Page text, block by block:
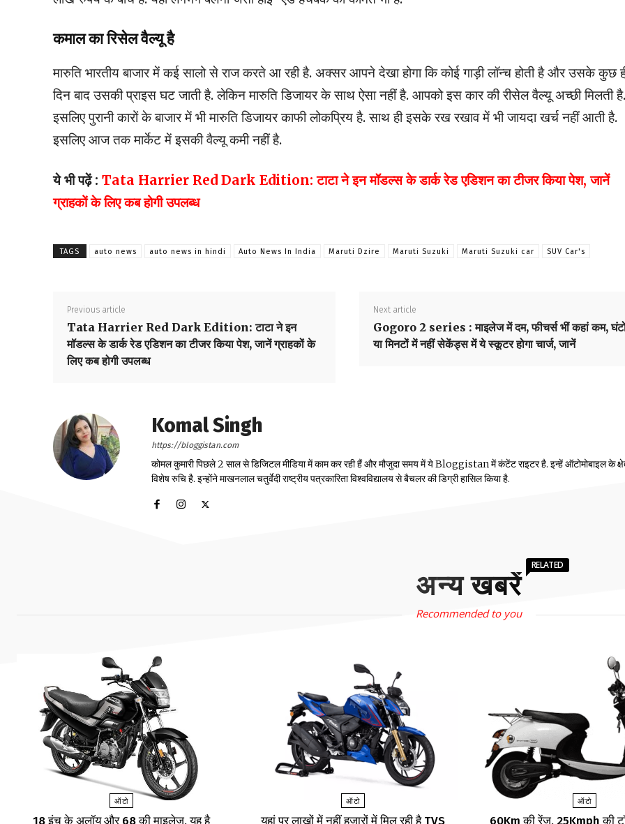
कमाल का रिसेल वैल्यू है
मारुति भारतीय बाजार में कई सालो से राज करते आ रही है. अक्सर आपने देखा होगा कि कोई गाड़ी लॉन्च होती है और उसके कुछ
दिन बाद उसकी प्राइस घट जाती है. लेकिन मारुति डिजायर के साथ ऐसा नहीं है. आपको इस कार की रीसेल वैल्यू अच्छी मिलती है.
इसलिए पुरानी कारों के बाजार में भी मारुति डिजायर काफी लोकप्रिय है. साथ ही इसके रख रखाव में भी जायदा खर्च नहीं आती है.
इसलिए आज तक मार्केट में इसकी वैल्यू कमी नहीं है.
ये भी पढ़ें : Tata Harrier Red Dark Edition: टाटा ने इन मॉडल्स के डार्क रेड एडिशन का टीजर किया पेश, जानें
ग्राहकों के लिए कब होगी उपलब्ध
TAGS auto news auto news in hindi Auto News In India Maruti Dzire Maruti Suzuki Maruti Suzuki car SUV Car's
Previous article
Tata Harrier Red Dark Edition: टाटा ने इन
मॉडल्स के डार्क रेड एडिशन का टीजर किया पेश, जानें ग्राहकों के
लिए कब होगी उपलब्ध
Next article
Gogoro 2 series : माइलेज में दम, फीचर्स भीं कहां कम,
या मिनटों में नहीं सेकेंड्स में ये स्कूटर होगा चार्ज, जानें
Komal Singh
https://bloggistan.com
कोमल कुमारी पिछले 2 साल से डिजिटल मीडिया में काम कर रही हैं और मौजुदा समय में ये Bloggistan में कंटेंट राइटर है. इन्हें ऑटोमोबाइल के
विशेष रुचि है. इन्होंने माखनलाल चतुर्वेदी राष्ट्रीय पत्रकारिता विश्वविद्यालय से बैचलर की डिग्री हासिल किया है.
अन्य खबरें
RELATED
Recommended to you
ऑटो
18 इंच के अलॉय और 68 की माइलेज, यह है
ऑटो
यहां पर लाखों में नहीं हजारों में मिल रही है TVS
ऑटो
60Km की रेंज, 25Kmph की